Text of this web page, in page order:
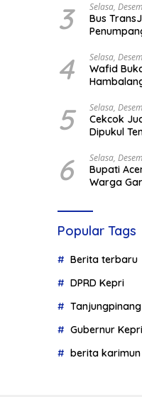
3 Selasa,
Bus
4 Selasa,
Wafid
5 Selasa,
Cekcok
Dipukul
6 Selasa,
Bupati
Warga
Popular Tags
Berita terbaru
DPRD Kepri
Tanjungpinang
Gubernur Kepri
berita